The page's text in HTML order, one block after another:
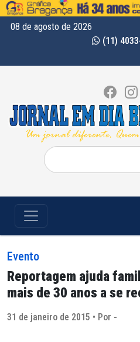
08 de agosto de 2026
(11)
Pesquisar
por:
Evento
Reportagem ajuda
mais de 30 anos a se
31 de janeiro de 2015 • Por -